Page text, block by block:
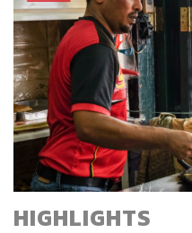
HIGHLIGHTS